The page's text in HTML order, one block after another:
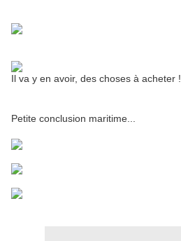
Il va y en avoir, des choses à acheter !
Petite conclusion maritime...